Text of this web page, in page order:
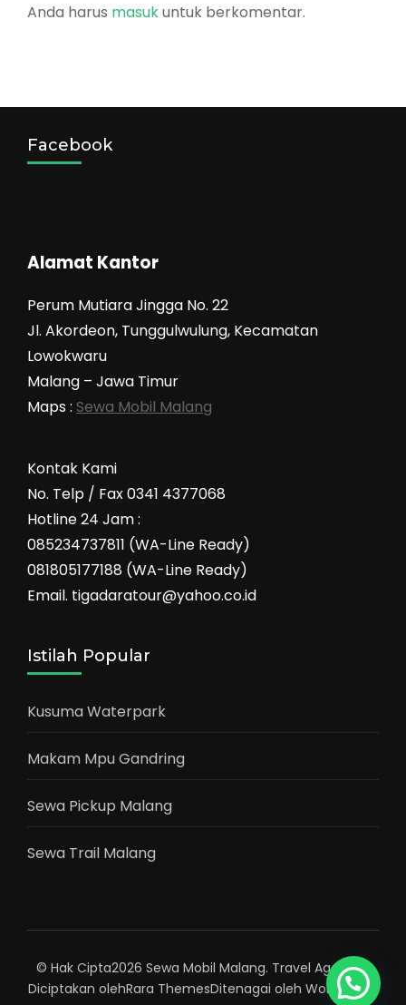
Anda harus masukuntuk berkomentar.
Facebook
Alamat Kantor
Perum Mutiara Jingga No. 22
Jl. Akordeon, Tunggulwulung, Kecamatan
Lowokwaru
Malang – Jawa Timur
Maps : Sewa Mobil Malang
Kontak Kami
No. Telp / Fax 0341 4377068
Hotline 24 Jam :
085234737811 (WA-Line Ready)
081805177188 (WA-Line Ready)
Email. tigadaratour@yahoo.co.id
Istilah Popular
Kusuma Waterpark
Makam Mpu Gandring
Sewa Pickup Malang
Sewa Trail Malang
© Hak Cipta2026 Sewa Mobil Malang. Travel Agency |
Diciptakan olehRara ThemesDitenagai oleh WordPress